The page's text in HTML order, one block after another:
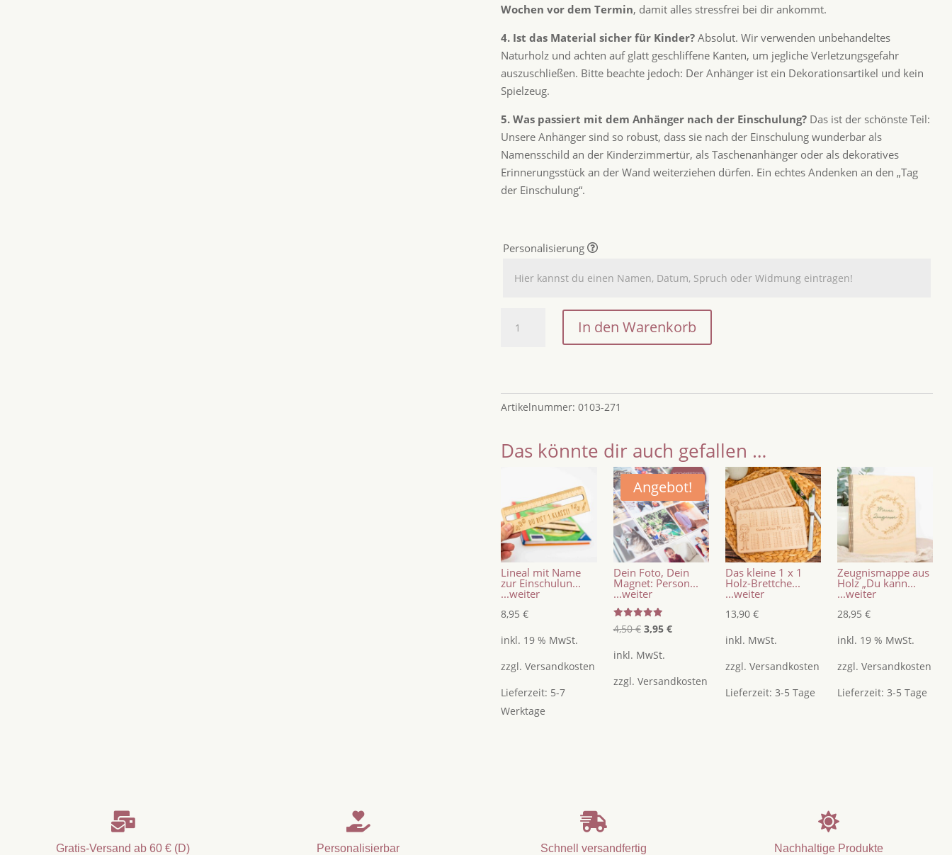
Wochen vor dem Termin, damit alles stressfrei bei dir ankommt.
4. Ist das Material sicher für Kinder? Absolut. Wir verwenden unbehandeltes
Naturholz und achten auf glatt geschliffene Kanten, um jegliche Verletzungsgefahr
auszuschließen. Bitte beachte jedoch: Der Anhänger ist ein Dekorationsartikel und kein
Spielzeug.
5. Was passiert mit dem Anhänger nach der Einschulung? Das ist der schönste Teil:
Unsere Anhänger sind so robust, dass sie nach der Einschulung wunderbar als
Namensschild an der Kinderzimmertür, als Taschenanhänger oder als dekoratives
Erinnerungsstück an der Wand weiterziehen dürfen. Ein echtes Andenken an den „Tag
der Einschulung“.
Personalisierung
Personalisierter
Heißluftballon
Holz
Geschenk
Einschulung
mit
Namen
Menge
In den Warenkorb
Artikelnummer:0103-271
Das könnte dir auch gefallen …
Lineal mit Name
zur Einschulun...
...weiter
8,95€
inkl. 19 % MwSt.
zzgl.Versandkosten
Lieferzeit: 5-7
Werktage
Angebot!
Dein Foto, Dein
Magnet: Person...
...weiter
Bewertet
mit
von 5
4,50€ Ursprünglicher
4,50 €
3,95 €Aktueller
3,95 €.
inkl. MwSt.
zzgl. Versandkosten
Das kleine 1 x 1
Holz-Brettche...
...weiter
13,90 €
inkl. MwSt.
zzgl. Versandkosten
Lieferzeit: 3-5 Tage
Zeugnismappe aus
Holz „Du kann...
...weiter
28,95€
inkl. 19 % MwSt.
zzgl.Versandkosten
Lieferzeit:3-5 Tage

Gratis-Versand ab 60 € (D)

Personalisierbar

Schnell versandfertig

Nachhaltige Produkte